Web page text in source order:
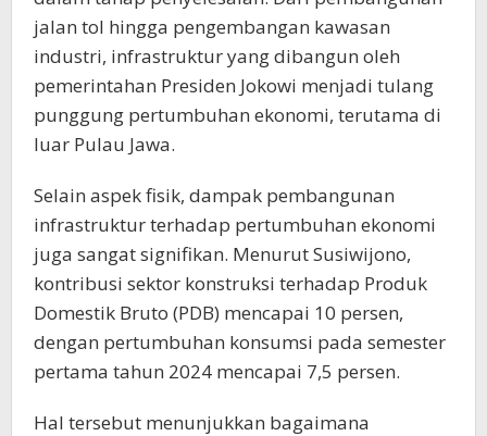
jalan tol hingga pengembangan kawasan
industri, infrastruktur yang dibangun oleh
pemerintahan Presiden Jokowi menjadi tulang
punggung pertumbuhan ekonomi, terutama di
luar Pulau Jawa.
Selain aspek fisik, dampak pembangunan
infrastruktur terhadap pertumbuhan ekonomi
juga sangat signifikan. Menurut Susiwijono,
kontribusi sektor konstruksi terhadap Produk
Domestik Bruto (PDB) mencapai 10 persen,
dengan pertumbuhan konsumsi pada semester
pertama tahun 2024 mencapai 7,5 persen.
Hal tersebut menunjukkan bagaimana